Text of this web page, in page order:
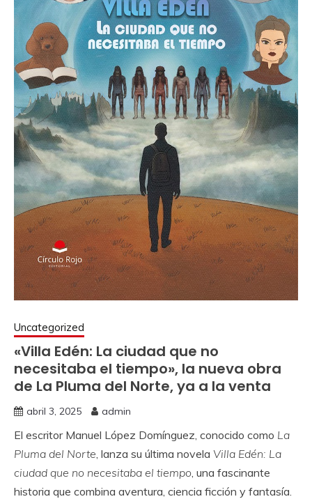
Uncategorized
«Villa Edén: La ciudad que no
necesitaba el tiempo», la nueva obra
de La Pluma del Norte, ya a la venta
abril 3, 2025 admin
El escritor Manuel López Domínguez, conocido como La
Pluma del Norte , lanza su última novela Villa Edén: La
ciudad que no necesitaba el tiempo , una fascinante
historia que combina aventura, ciencia ficción y fantasía.